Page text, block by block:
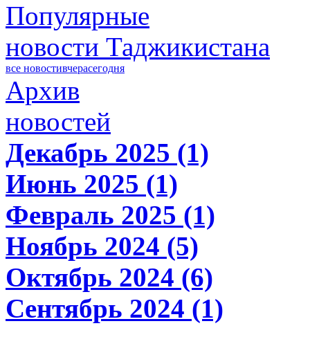
Популярные
новости Таджикистана
все новостивчерасегодня
Архив
новостей
Декабрь 2025 (1)
Июнь 2025 (1)
Февраль 2025 (1)
Ноябрь 2024 (5)
Октябрь 2024 (6)
Сентябрь 2024 (1)